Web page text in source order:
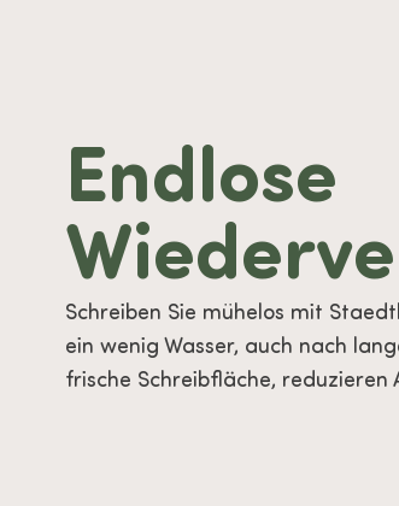
Endlose
Schreiben Sie mühelos mit
ein wenig Wasser, auch nach
frische Schreibfläche, reduzieren